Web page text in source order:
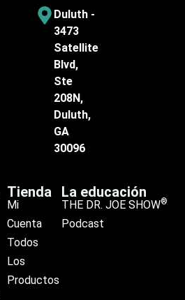
Duluth -
3473
Satellite
Blvd,
Ste
208N,
Duluth,
GA
30096
Tienda
Mi
Cuenta
Todos
Los
Productos
La educación
THE DR. JOE SHOW®
Podcast